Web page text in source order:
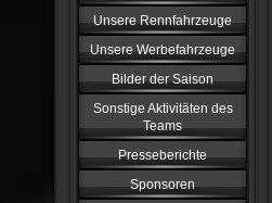
Unsere Rennfahrzeuge
Unsere Werbefahrzeuge
Bilder der Saison
Sonstige Aktivitäten des
Teams
Presseberichte
Sponsoren